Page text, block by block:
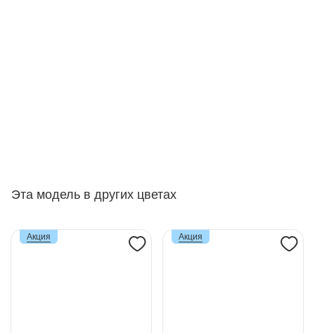
Эта модель в других цветах
Акция Акция